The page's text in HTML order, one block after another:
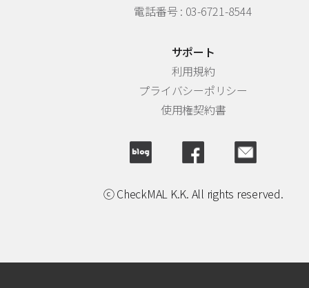
電話番号 : 03-6721-8544
サポート
利用規約
プライバシーポリシー
使用権契約書
ⓒ CheckMAL K.K. All rights reserved.